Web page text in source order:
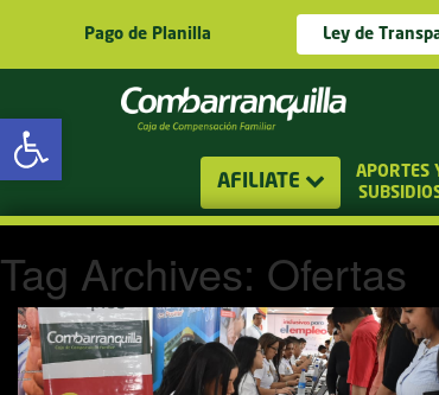
Abrir barra de
Pago de Planilla Ley de
AFILIATE
APORTES
Tag Archives: Ofertas